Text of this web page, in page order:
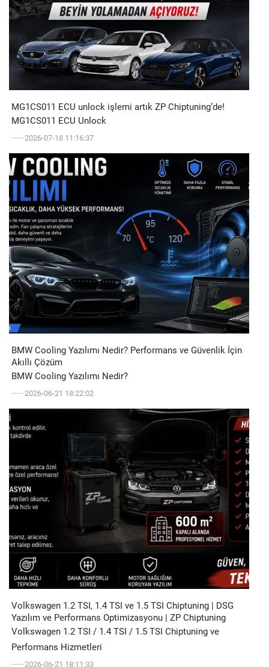
MG1CS011 ECU unlock işlemi artık ZP Chiptuning’de!
2026-07-18 11:16:37
MG1CS011 ECU Unlock
BMW Cooling Yazılımı Nedir? Performans ve Güvenlik İçin
Akıllı Çözüm
2026-06-21 18:22:02
BMW Cooling Yazılımı Nedir?
Volkswagen 1.2 TSI, 1.4 TSI ve 1.5 TSI Chiptuning | DSG
Yazılım ve Performans Optimizasyonu | ZP Chiptuning
2026-06-21 18:11:33
Volkswagen 1.2 TSI / 1.4 TSI / 1.5 TSI Chiptuning ve
Performans Hizmetleri